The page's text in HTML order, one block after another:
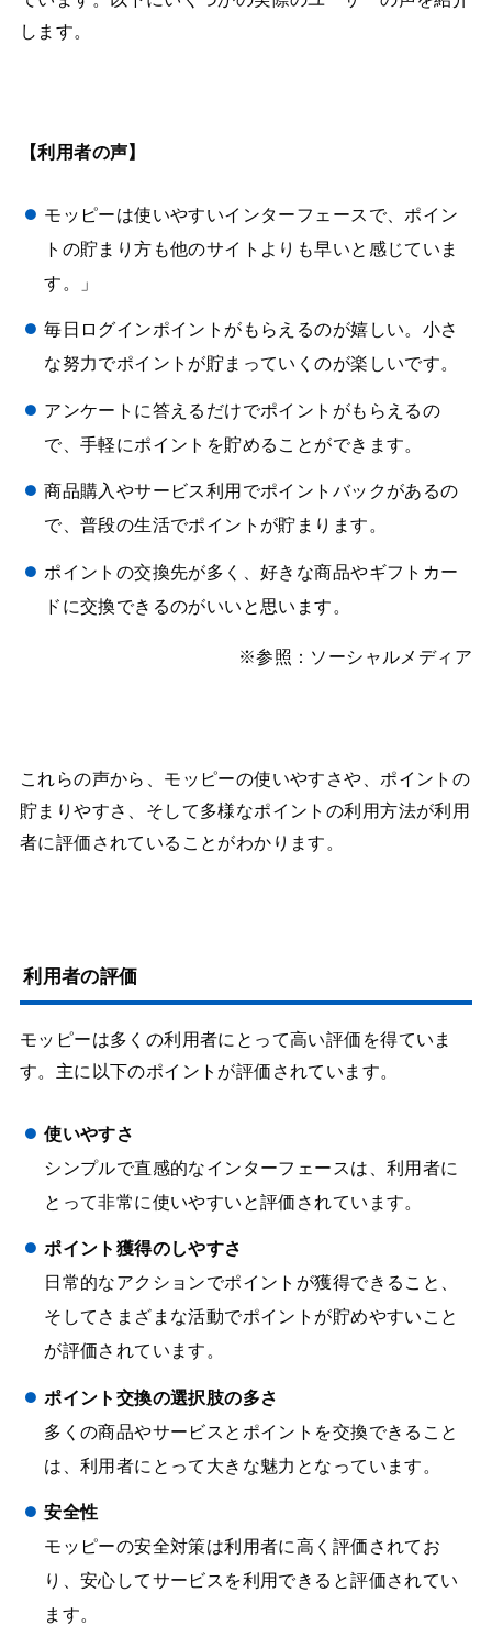
します。
【利用者の声】
モッピーは使いやすいインターフェースで、ポイン
トの貯まり方も他のサイトよりも早いと感じていま
す。」
毎日ログインポイントがもらえるのが嬉しい。小さ
な努力でポイントが貯まっていくのが楽しいです。
アンケートに答えるだけでポイントがもらえるの
で、手軽にポイントを貯めることができます。
商品購入やサービス利用でポイントバックがあるの
で、普段の生活でポイントが貯まります。
ポイントの交換先が多く、好きな商品やギフトカー
ドに交換できるのがいいと思います。
※参照：ソーシャルメディア
これらの声から、モッピーの使いやすさや、ポイントの
貯まりやすさ、そして多様なポイントの利用方法が利用
者に評価されていることがわかります。
利用者の評価
モッピーは多くの利用者にとって高い評価を得ていま
す。主に以下のポイントが評価されています。
使いやすさ
シンプルで直感的なインターフェースは、利用者に
とって非常に使いやすいと評価されています。
ポイント獲得のしやすさ
日常的なアクションでポイントが獲得できること、
そしてさまざまな活動でポイントが貯めやすいこと
が評価されています。
ポイント交換の選択肢の多さ
多くの商品やサービスとポイントを交換できること
は、利用者にとって大きな魅力となっています。
安全性
モッピーの安全対策は利用者に高く評価されてお
り、安心してサービスを利用できると評価されてい
ます。